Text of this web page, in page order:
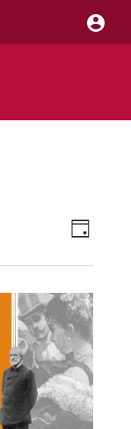
Views
Event
Views
Day